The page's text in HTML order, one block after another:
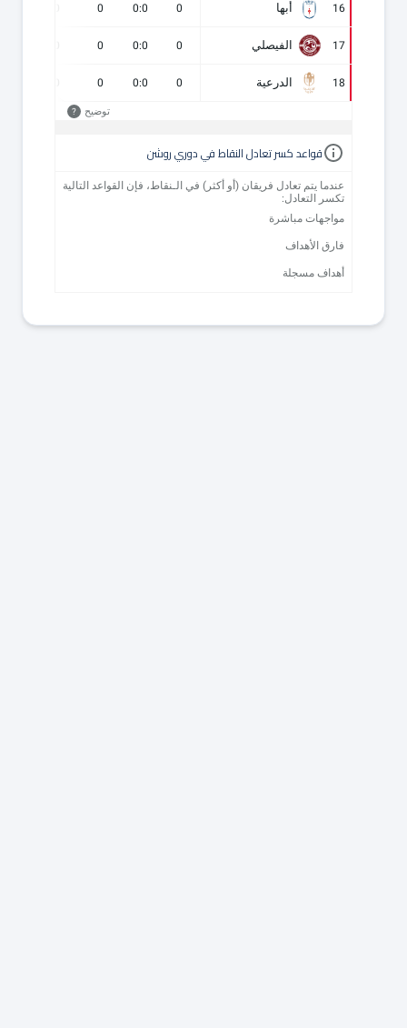
16 أبها 0
0:0
0
17 الفيصلي 0
0:0
0
18 الدرعية 0
0:0
0
توضيح ?
قواعد كسر تعادل النقاط في دوري روشن
عندما يتم تعادل فريقان (أو أكثر) في الـنقاط، فإن القواعد التالية
تكسر التعادل:
مواجهات مباشرة
فارق الأهداف
أهداف مسجلة